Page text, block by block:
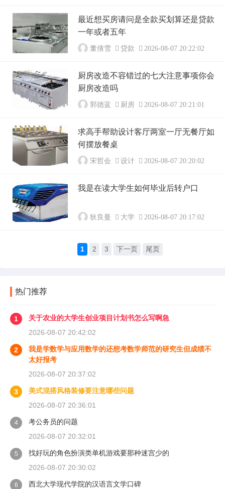
最近想买房请问是全款买划算还是贷款
一年或者五年
董倩雪 贷款 2026-08-07 20:22:02
厨房改造不容错过的七大注意事项你会
厨房改造吗
郭德蓝 厨房 2026-08-07 20:21:01
求高手帮助设计客厅两室一厅无餐厅如
何摆放餐桌
宋哲会 设计 2026-08-07 20:20:02
我是在读大学生如何毕业后转户口
狄良曼 大学 2026-08-07 20:17:02
1 2 3 下一页 尾页
热门推荐
1
关于农业的大学生创业项目计划书怎么写啊急
2026-08-07 20:42:02
2
我是学数学与应用数学的还想考数学师范的研究生但成绩不
太好报考
2026-08-07 20:37:02
3
美式混搭风格装修要注意哪些问题
2026-08-07 20:36:01
4
考公务员的问题
2026-08-07 20:32:01
5
找好玩的角色扮演类单机游戏要那种迷宫少的
2026-08-07 20:30:02
6
西北大学现代学院的汉语言文学口碑